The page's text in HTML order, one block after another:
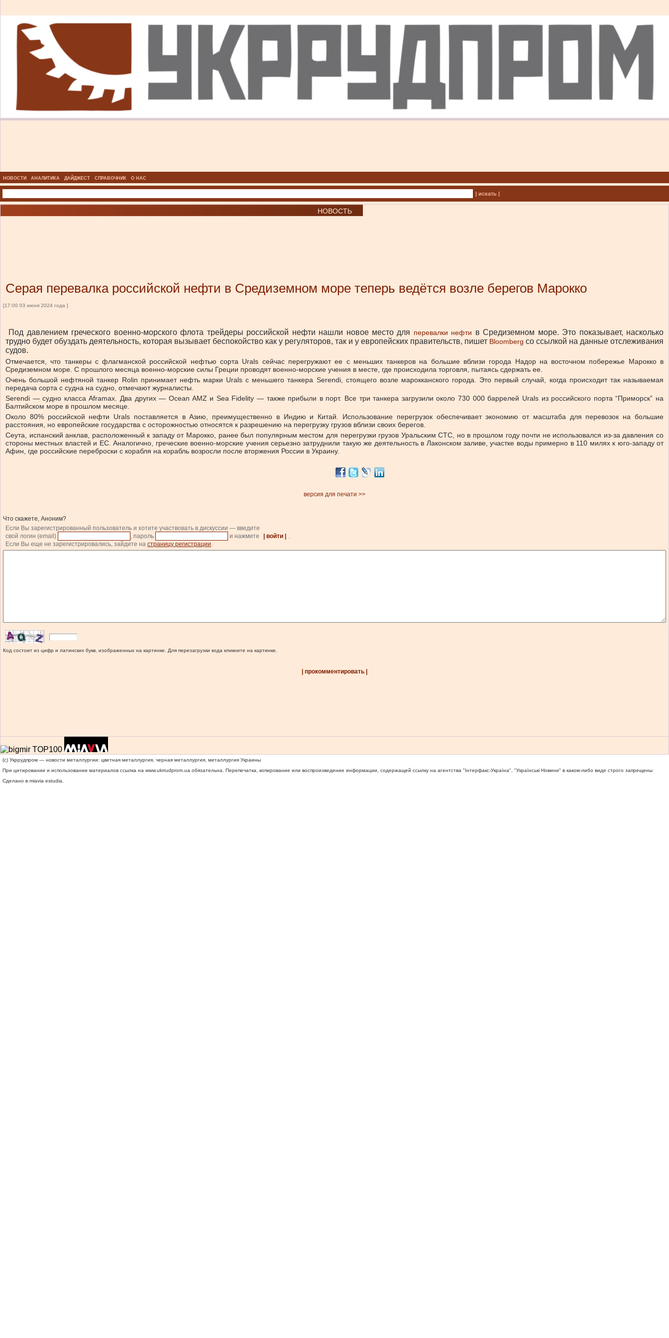
НОВОСТИ АНАЛИТИКА ДАЙДЖЕСТ СПРАВОЧНИК О НАС
| искать |
НОВОСТЬ
Серая перевалка российской нефти в Средиземном море теперь ведётся возле берегов Марокко
[17:00 03 июня 2024 года ]
Под давлением греческого военно-морского флота трейдеры российской нефти нашли новое место для перевалки нефти в Средиземном море. Это показывает, насколько
трудно будет обуздать деятельность, которая вызывает беспокойство как у регуляторов, так и у европейских правительств, пишет Bloomberg со ссылкой на данные отслеживания
судов.
Отмечается, что танкеры с флагманской российской нефтью сорта Urals сейчас перегружают ее с меньших танкеров на большие вблизи города Надор на восточном побережье Марокко в
Средиземном море. С прошлого месяца военно-морские силы Греции проводят военно-морские учения в месте, где происходила торговля, пытаясь сдержать ее.
Очень большой нефтяной танкер Rolin принимает нефть марки Urals с меньшего танкера Serendi, стоящего возле марокканского города. Это первый случай, когда происходит так называемая
передача сорта с судна на судно, отмечают журналисты.
Serendi — судно класса Aframax. Два других — Ocean AMZ и Sea Fidelity — также прибыли в порт. Все три танкера загрузили около 730 000 баррелей Urals из российского порта “Приморск” на
Балтийском море в прошлом месяце.
Около 80% российской нефти Urals поставляется в Азию, преимущественно в Индию и Китай. Использование перегрузок обеспечивает экономию от масштаба для перевозок на большие
расстояния, но европейские государства с осторожностью относятся к разрешению на перегрузку грузов вблизи своих берегов.
Сеута, испанский анклав, расположенный к западу от Марокко, ранее был популярным местом для перегрузки грузов Уральским СТС, но в прошлом году почти не использовался из-за давления со
стороны местных властей и ЕС. Аналогично, греческие военно-морские учения серьезно затруднили такую же деятельность в Лаконском заливе, участке воды примерно в 110 милях к юго-западу от
Афин, где российские переброски с корабля на корабль возросли после вторжения России в Украину.
версия для печати >>
Что скажете, Аноним?
Если Вы зарегистрированный пользователь и хотите участвовать в дискуссии — введите
свой логин (email)
, пароль и нажмите | войти |
.
Если Вы еще не зарегистрировались, зайдите на страницу регистрации.
Код состоит из цифр и латинских букв, изображенных на картинке. Для перезагрузки кода кликните на картинке.
| прокомментировать |
(c) Укррудпром — новости металлургии: цветная металлургия, черная металлургия, металлургия Украины
При цитировании и использовании материалов ссылка на www.ukrrudprom.ua обязательна. Перепечатка, копирование или воспроизведение информации, содержащей ссылку на агентства "Iнтерфакс-Україна", "Українськi Новини" в каком-либо виде строго запрещены
Сделано в miavia estudia.